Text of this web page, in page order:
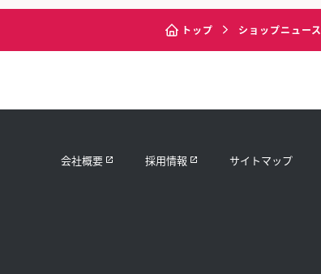
トップ ショップニュース
会社概要 採用情報 サイトマップ